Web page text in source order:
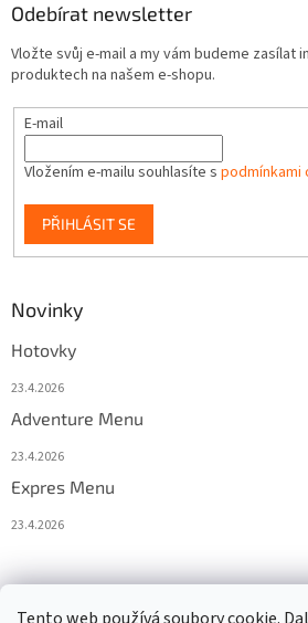
Odebírat newsletter
Vložte svůj e-mail a my vám budeme zasílat
produktech na našem e-shopu.
E-mail
Vložením e-mailu souhlasíte s podmínkami
PŘIHLÁSIT SE
Novinky
Hotovky
23.4.2026
Adventure Menu
23.4.2026
Expres Menu
23.4.2026